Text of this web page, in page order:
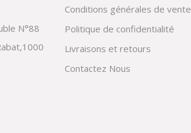
N°88
Conditions générales de vente
Politique de confidentialité
Livraisons et retours
Contactez Nous